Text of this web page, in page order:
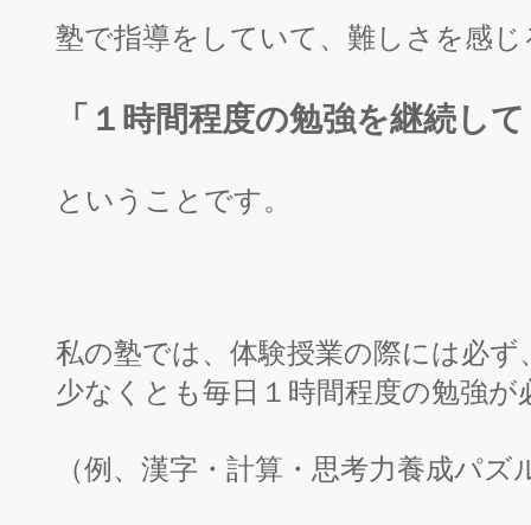
塾で指導をしていて、難しさを感
「１時間程度の勉強を継続し
ということです。
私の塾では、体験授業の際には必ず
少なくとも毎日１時間程度の勉強が
（例、漢字・計算・思考力養成パ